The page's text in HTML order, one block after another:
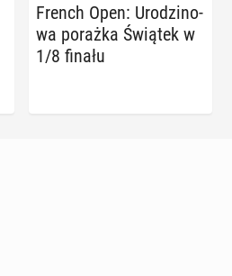
French Open: Uro­dzi­no­
wa porażka Świątek w
1/8 finału